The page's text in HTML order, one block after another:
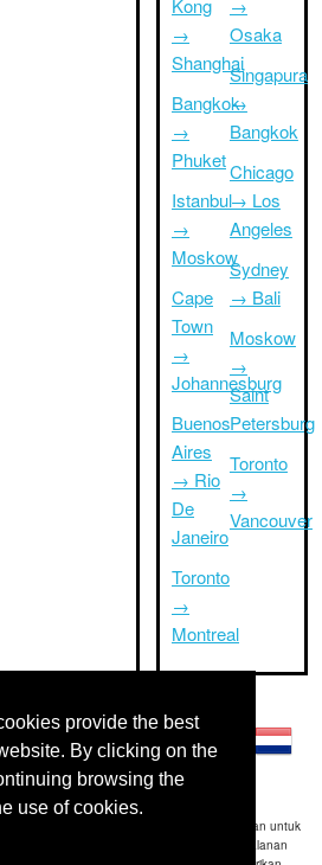
provide the best
By clicking on the
browsing the
use of cookies.
Kong
→
Shanghai
Bangkok
→
Phuket
Istanbul
→
Moskow
Cape
Town
→
Johannesburg
Buenos
Aires
→ Rio
De
Janeiro
Toronto
→
Montreal
→
Osaka
Singapura
→
Bangkok
Chicago
→ Los
Angeles
Sydney
→ Bali
Moskow
→
Saint
Petersburg
Toronto
→
Vancouver
di situs ini adalah perkiraan terbaik kami dan untuk
tidak bertanggung jawab untuk setiap perjalanan